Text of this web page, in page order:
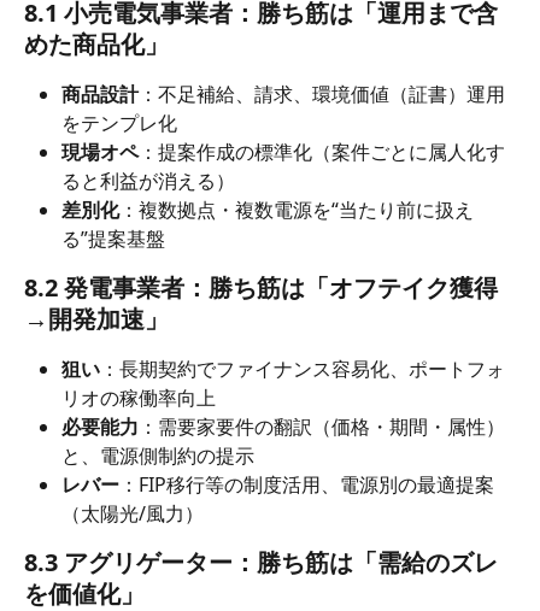
8.1 小売電気事業者：勝ち筋は「運用まで含
めた商品化」
商品設計：不足補給、請求、環境価値（証書）運用
をテンプレ化
現場オペ：提案作成の標準化（案件ごとに属人化す
ると利益が消える）
差別化：複数拠点・複数電源を“当たり前に扱え
る”提案基盤
8.2 発電事業者：勝ち筋は「オフテイク獲得
→開発加速」
狙い ：長期契約でファイナンス容易化、ポートフォ
リオの稼働率向上
必要能力 ：需要家要件の翻訳（価格・期間・属性）
と、電源側制約の提示
レバー ：FIP移行等の制度活用、電源別の最適提案
（太陽光/風力）
8.3 アグリゲーター：勝ち筋は「需給のズレ
を価値化」